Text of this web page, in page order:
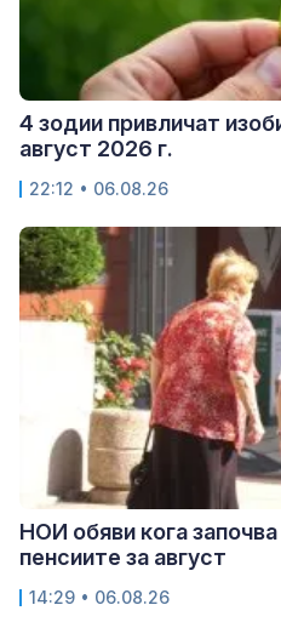
4 зодии привличат
август 2026 г.
22:12 • 06.08.26
НОИ обяви кога
пенсиите за август
14:29 • 06.08.26